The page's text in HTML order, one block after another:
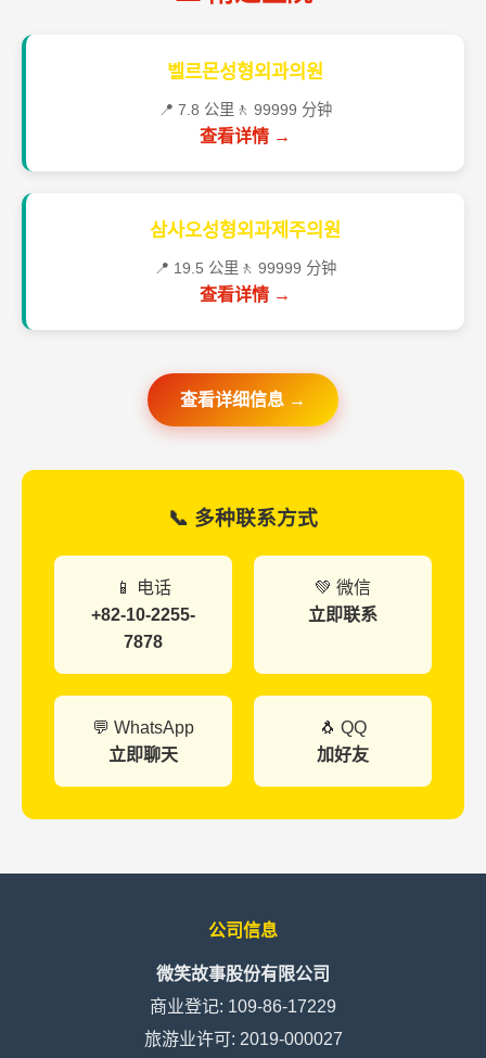
벨르몬성형외과의원
📍 7.8 公里 🚶 99999 分钟
查看详情 →
삼사오성형외과제주의원
📍 19.5 公里 🚶 99999 分钟
查看详情 →
查看详细信息 →
📞 多种联系方式
📱 电话
+82-10-2255-
7878
💚 微信
立即联系
💬 WhatsApp
立即聊天
🐧 QQ
加好友
公司信息
微笑故事股份有限公司
商业登记: 109-86-17229
旅游业许可: 2019-000027